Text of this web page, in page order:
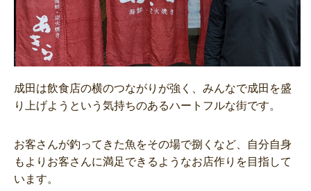
成田は飲食店の横のつながりが強く、みんなで成田を盛
り上げようという気持ちのあるハートフルな街です。
お客さんが釣ってきた魚をその場で捌くなど、自分自身
もよりお客さんに満足できるようなお店作りを目指して
います。